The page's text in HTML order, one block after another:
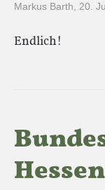
Markus Barth 20.
Endlich!